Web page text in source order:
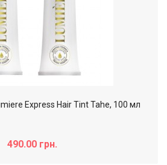
Express Hair Tint Tahe, 100 мл
490.00 грн.